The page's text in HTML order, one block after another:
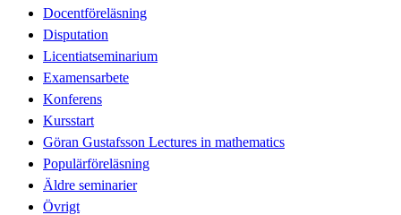
Docentföreläsning
Disputation
Licentiatseminarium
Examensarbete
Konferens
Kursstart
Göran Gustafsson Lectures in mathematics
Populärföreläsning
Äldre seminarier
Övrigt